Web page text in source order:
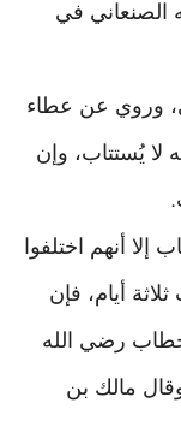
الصنعاني في
وروي عن عطاء
لا يُستتاب، وإن
.
أنهم اختلفوا
أيام، فإن
رضي الله
مالك بن